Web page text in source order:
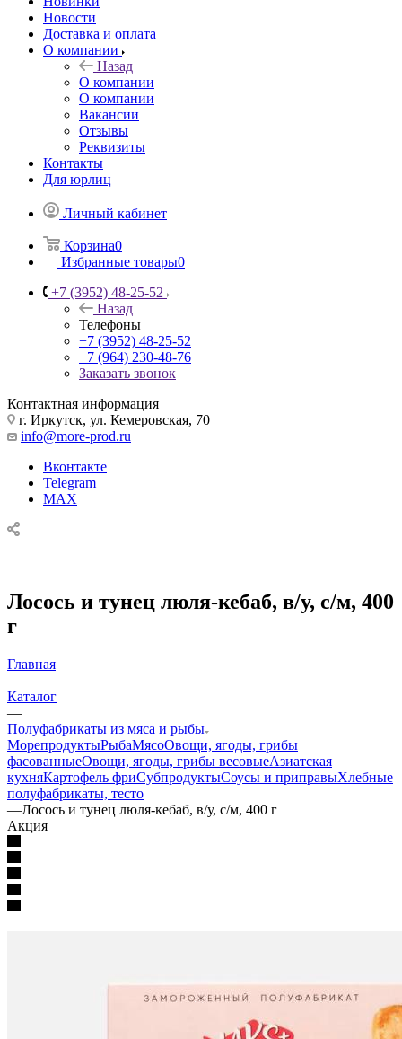
Новости
Доставка и оплата
О компании
Назад
О компании
О компании
Вакансии
Отзывы
Реквизиты
Контакты
Для юрлиц
Личный кабинет
Корзина0
Избранные товары0
+7 (3952) 48-25-52
Назад
Телефоны
+7 (3952) 48-25-52
+7 (964) 230-48-76
Заказать звонок
Контактная информация
г. Иркутск, ул. Кемеровская, 70
info@more-prod.ru
Вконтакте
Telegram
MAX
Лосось и тунец люля-кебаб, в/у, с/м, 400
г
Главная
—
Каталог
—
Полуфабрикаты из мяса и рыбы
МорепродуктыРыбаМясоОвощи, ягоды, грибы
фасованныеОвощи, ягоды, грибы весовыеАзиатская
кухняКартофель фриСубпродуктыСоусы и приправыХлебные
полуфабрикаты, тесто
—Лосось и тунец люля-кебаб, в/у, с/м, 400 г
Акция